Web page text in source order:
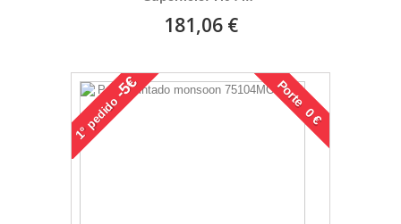
181,06 €
1°
pedido
-5€ Porte 0 €